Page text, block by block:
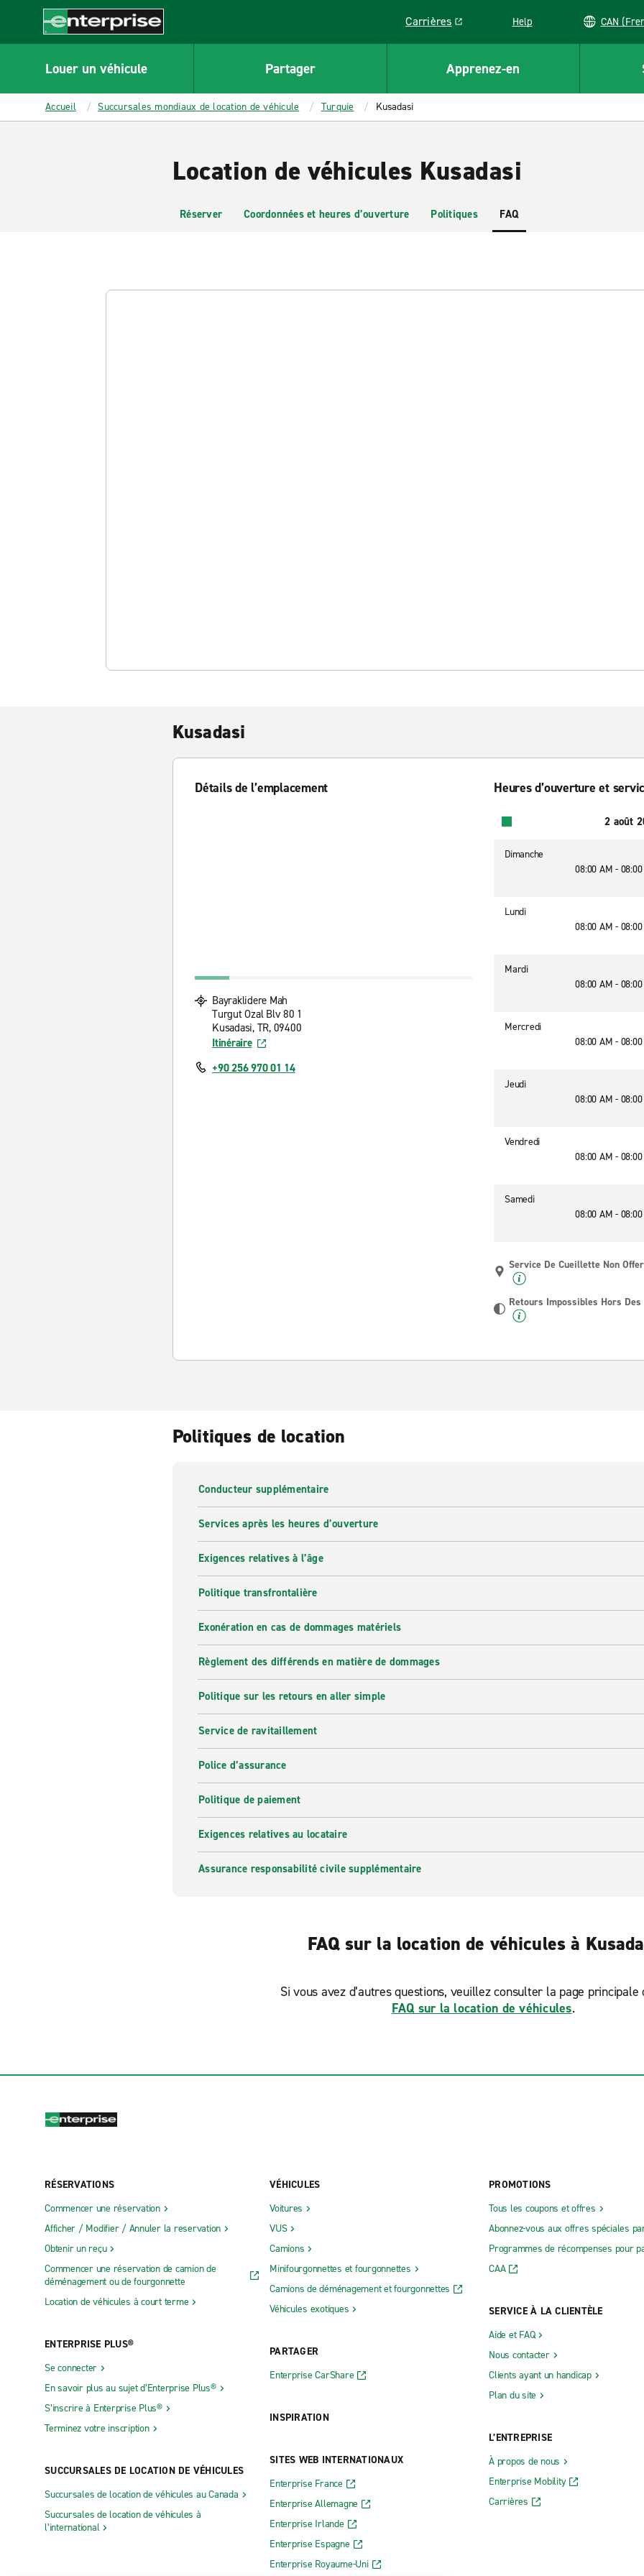
CONTENT
Enterprise
Carrières
Link opens in a new window
Help CAN
Louer un véhicule Partager Apprenez-en
Accueil Succursales mondiaux de location de véhicule Turquie Kusadasi
Location de véhicules Kusadasi
Réserver Coordonnées et heures d’ouverture Politiques FAQ
Kusadasi
Détails de l’emplacement
Bayraklidere Mah
Turgut Ozal Blv 80 1
Kusadasi, TR, 09400
Itinéraire
+90 256 970 01 14
Heures d’ouverture et
2 août
Dimanche
08:00 AM -
Lundi
08:00 AM -
Mardi
08:00 AM -
Mercredi
08:00 AM -
Jeudi
08:00 AM -
Vendredi
08:00 AM -
Samedi
08:00 AM -
Service De Cueillette Non
Retours Impossibles Hors
Politiques de location
Conducteur supplémentaire
Services après les heures d’ouverture
Exigences relatives à l’âge
Politique transfrontalière
Exonération en cas de dommages matériels
Règlement des différends en matière de dommages
Politique sur les retours en aller simple
Service de ravitaillement
Police d’assurance
Politique de paiement
Exigences relatives au locataire
Assurance responsabilité civile supplémentaire
FAQ sur la location de véhicules à
Si vous avez d’autres questions, veuillez consulter la page principale
FAQ sur la location de véhicules.
RÉSERVATIONS
Commencer une réservation
Afficher / Modifier / Annuler la reservation
Obtenir un reçu
Commencer une réservation de camion de
déménagement ou de fourgonnette
Location de véhicules à court terme
ENTERPRISE PLUS®
Se connecter
En savoir plus au sujet d’Enterprise Plus®
S’inscrire à Enterprise Plus®
Terminez votre inscription
SUCCURSALES DE LOCATION DE VÉHICULES
Succursales de location de véhicules au Canada
Succursales de location de véhicules à
l’international
VÉHICULES
Voitures
VUS
Camions
Minifourgonnettes et fourgonnettes
Camions de déménagement et fourgonnettes
Véhicules exotiques
PARTAGER
Enterprise CarShare
INSPIRATION
SITES WEB INTERNATIONAUX
Enterprise France
Enterprise Allemagne
Enterprise Irlande
Enterprise Espagne
Enterprise Royaume-Uni
PROMOTIONS
Tous les coupons et offres
Abonnez-vous aux offres spéciales
Programmes de récompenses pour
CAA
SERVICE À LA CLIENTÈLE
Aide et FAQ
Nous contacter
Clients ayant un handicap
Plan du site
L’ENTREPRISE
À propos de nous
Enterprise Mobility
Carrières